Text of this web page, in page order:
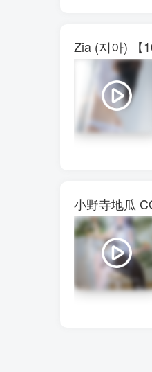
Zia (지아) 【
小野寺地瓜